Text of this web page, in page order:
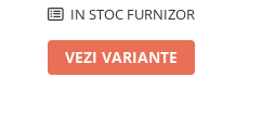
IN STOC FURNIZOR
VEZI VARIANTE